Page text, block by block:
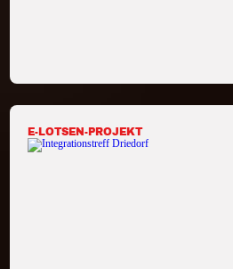
E-LOTSEN-PROJEKT